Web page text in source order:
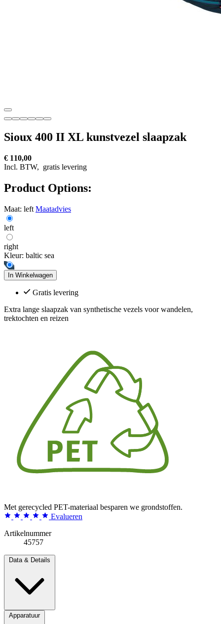
Sioux 400 II XL kunstvezel slaapzak
€ 110,00
Incl. BTW, gratis levering
Product Options:
Maat: left Maatadvies
left
right
Kleur: baltic sea
In Winkelwagen
Gratis levering
Extra lange slaapzak van synthetische vezels voor wandelen,
trektochten en reizen
Met gerecycled PET-materiaal besparen we grondstoffen.
Evalueren
Artikelnummer
45757
Data & Details
Apparatuur